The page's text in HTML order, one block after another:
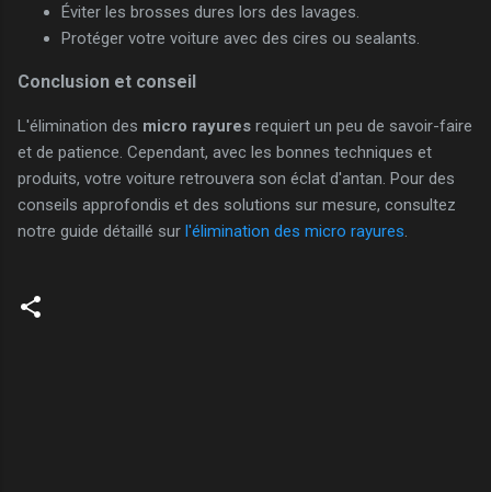
Éviter les brosses dures lors des lavages.
Protéger votre voiture avec des cires ou sealants.
Conclusion et conseil
L'élimination des micro rayures requiert un peu de savoir-faire
et de patience. Cependant, avec les bonnes techniques et
produits, votre voiture retrouvera son éclat d'antan. Pour des
conseils approfondis et des solutions sur mesure, consultez
notre guide détaillé sur l'élimination des micro rayures.